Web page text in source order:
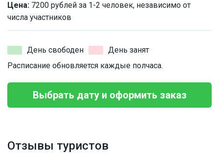
Цена: 7200 рублей за 1-2 человек, независимо от
числа участников
День свободен
День занят
Расписание обновляется каждые полчаса.
Выбрать дату и оформить заказ
Отзывы туристов